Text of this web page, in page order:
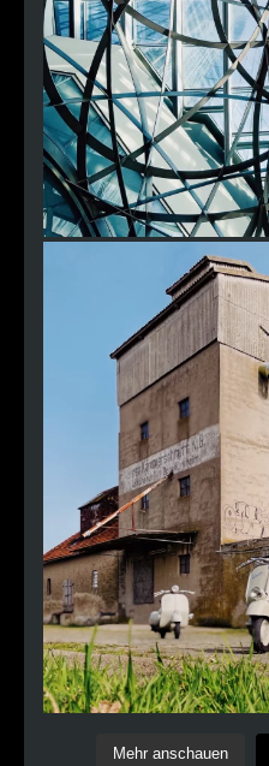
Mehr anschauen